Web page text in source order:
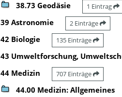
38.73 Geodäsie 1 Eintrag
39 Astronomie 2 Einträge
42 Biologie 135 Einträge
43 Umweltforschung,
44 Medizin 707 Einträge
44.00 Medizin: Allgemeines